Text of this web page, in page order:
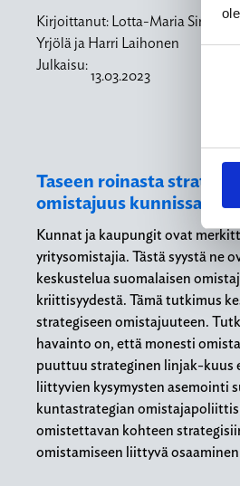
Kirjoittanut: Lotta-Maria
Yrjölä ja Harri Laihonen
Julkaisu:
13.03.2023
Taseen roinasta
omistajuus kunnissa
Kunnat ja kaupungit ovat
yritysomistajia. Tästä syystä ne
keskustelua suomalaisen
kriittisyydestä. Tämä tutkimus
strategiseen omistajuuteen.
havainto on, että monesti
puuttuu strateginen linjak-kuus
liittyvien kysymysten asemointi
kuntastrategian
omistettavan kohteen
omistamiseen liittyvä